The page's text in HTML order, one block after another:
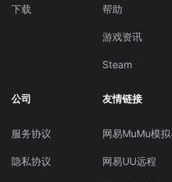
下载 帮助
游戏资讯
Steam
公司
服务协议
隐私协议
友情链接
网易MuMu模拟
网易UU远程